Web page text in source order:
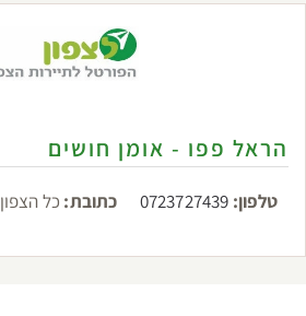
הראל פפו - אומן חושים
טלפון: 0723727439 כתובת: כל הצפון